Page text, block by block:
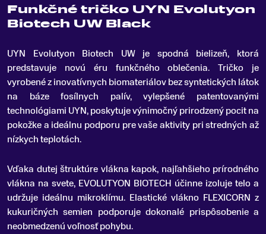
Funkčné tričko UYN Evolutyon
Biotech UW Black
UYN Evolutyon Biotech UW je spodná bielizeň, ktorá
predstavuje novú éru funkčného oblečenia. Tričko je
vyrobené z inovatívnych biomateriálov bez syntetických látok
na báze fosílnych palív, vylepšené patentovanými
technológiami UYN, poskytuje výnimočný prirodzený pocit na
pokožke a ideálnu podporu pre vaše aktivity pri stredných až
nízkych teplotách.
Vďaka dutej štruktúre vlákna kapok, najľahšieho prírodného
vlákna na svete, EVOLUTYON BIOTECH účinne izoluje telo a
udržuje ideálnu mikroklímu. Elastické vlákno FLEXICORN z
kukuričných semien podporuje dokonalé prispôsobenie a
neobmedzenú voľnosť pohybu.